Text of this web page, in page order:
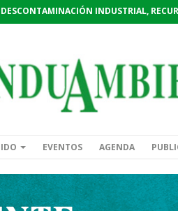
DESCONTAMINACIÓN INDUSTRIAL,
EVENTOS AGENDA